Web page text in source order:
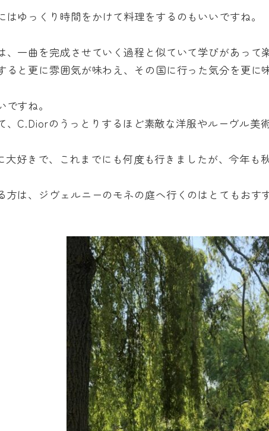
ゆっくり時間をかけて料理をするのもいいですね。
、一曲を完成させていく過程と似ていて学びがあって
と更に雰囲気が味わえ、その国に行った気分を更に
すね。
、C.Diorのうっとりするほど素敵な洋服やルーヴル美
好きで、これまでにも何度も行きましたが、今年も
方は、ジヴェルニーのモネの庭へ行くのはとてもおす